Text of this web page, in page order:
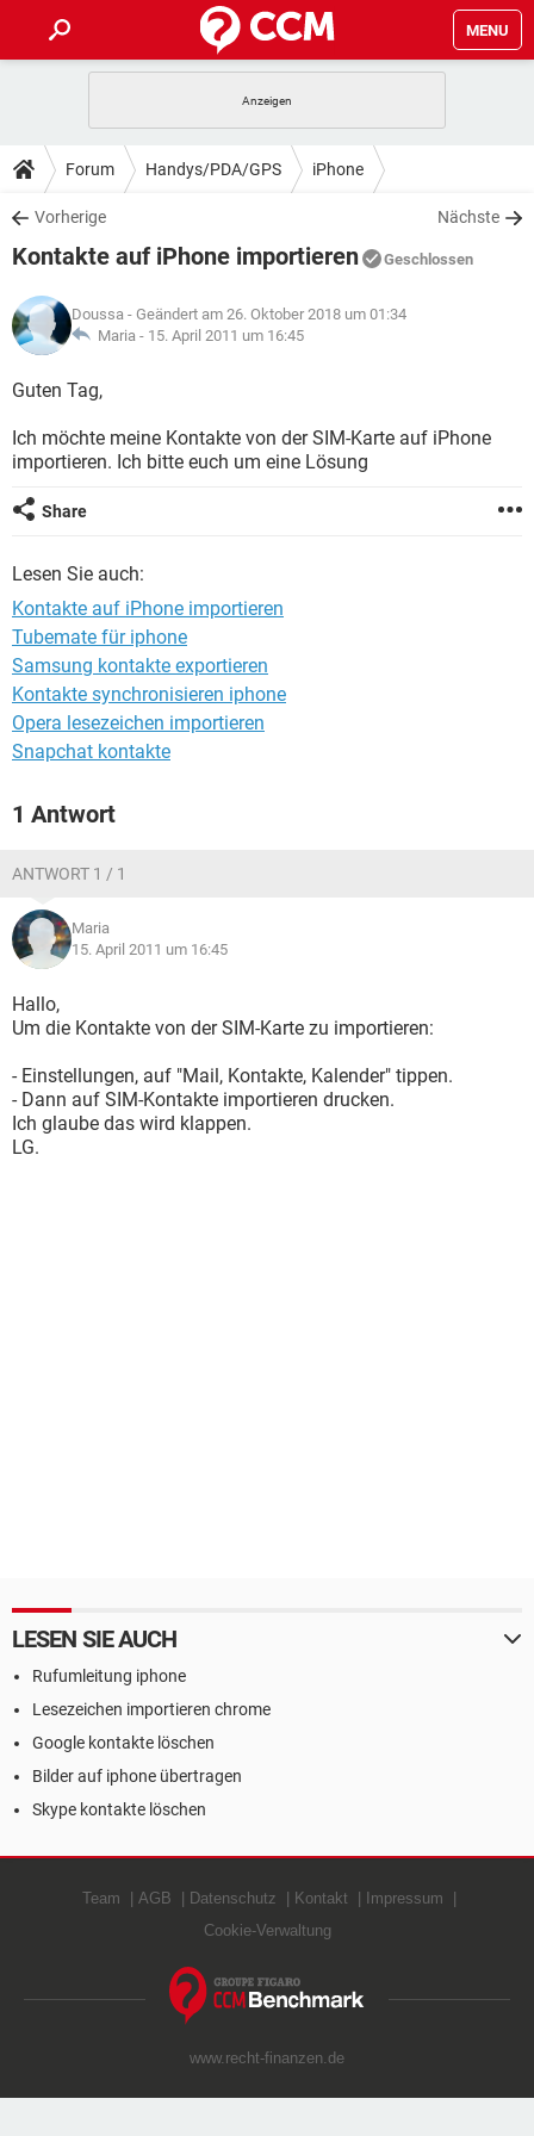
MENU
ANDROID IOS
WINDOWS 10
WHATSAPP TIKTOK
FACEBOOK
TIPPS & TRICKS
SPIELE STREAMING
WHATSAPP TIKTOK
FACEBOOK
DOWNLOADS
SPIELE STREAMING
ANDROID
WINDOWS 10 INSTAGRAM
WHATSAPP
SPIELE STREAMING
ANDROID
WINDOWS 10
WHATSAPP TIKTOK
LEXIKON
SPIELE
WINDOWS 10 INSTAGRAM
WHATSAPP
Forum Handys/PDA/GPS iPhone
Vorherige Nächste
Kontakte auf iPhone importieren Geschlossen
Doussa - Geändert am 26. Oktober 2018 um 01:34
Maria - 15. April 2011 um 16:45
Guten Tag,
Ich möchte meine Kontakte von der SIM-Karte auf iPhone
importieren. Ich bitte euch um eine Lösung
Share
Lesen Sie auch:
Kontakte auf iPhone importieren
Tubemate für iphone
Samsung kontakte exportieren
Kontakte synchronisieren iphone
Opera lesezeichen importieren
Snapchat kontakte
1 Antwort
ANTWORT 1 / 1
Maria
15. April 2011 um 16:45
Hallo,
Um die Kontakte von der SIM-Karte zu importieren:
- Einstellungen, auf "Mail, Kontakte, Kalender" tippen.
- Dann auf SIM-Kontakte importieren drucken.
Ich glaube das wird klappen.
LG.
LESEN SIE AUCH
Rufumleitung iphone
Lesezeichen importieren chrome
Google kontakte löschen
Bilder auf iphone übertragen
Skype kontakte löschen
Team AGB Datenschutz Kontakt
Impressum
Cookie-Verwaltung
www.recht-finanzen.de